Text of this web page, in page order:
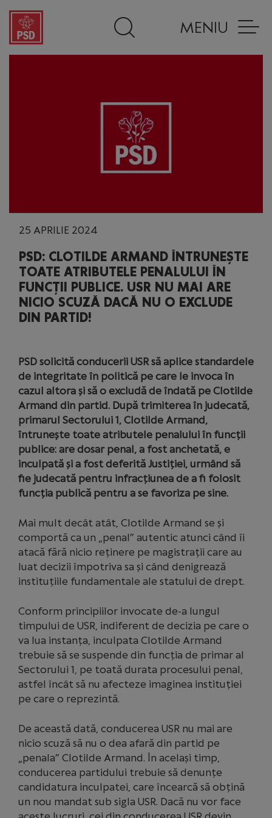
MENIU
25 APRILIE 2024
PSD: CLOTILDE ARMAND ÎNTRUNEȘTE
TOATE ATRIBUTELE PENALULUI ÎN
FUNCȚII PUBLICE. USR NU MAI ARE
NICIO SCUZĂ DACĂ NU O EXCLUDE
DIN PARTID!
PSD solicită conducerii USR să aplice standardele
de integritate în politică pe care le invoca în
cazul altora și să o excludă de îndată pe Clotilde
Armand din partid. După trimiterea în judecată,
primarul Sectorului 1, Clotilde Armand,
întrunește toate atributele penalului în funcții
publice: are dosar penal, a fost anchetată, e
inculpată și a fost deferită Justiției, urmând să
fie judecată pentru infracțiunea de a fi folosit
funcția publică pentru a se favoriza pe sine.
Mai mult decât atât, Clotilde Armand se și
comportă ca un „penal” autentic atunci când îi
atacă fără nicio reținere pe magistrații care au
luat decizii împotriva sa și când denigrează
instituțiile fundamentale ale statului de drept.
Conform principiilor invocate de-a lungul
timpului de USR, indiferent de decizia pe care o
va lua instanța, inculpata Clotilde Armand
trebuie să se suspende din funcția de primar al
Sectorului 1, pe toată durata procesului penal,
astfel încât să nu afecteze imaginea instituției
pe care o reprezintă.
De această dată, conducerea USR nu mai are
nicio scuză să nu o dea afară din partid pe
„penala” Clotilde Armand. În același timp,
conducerea partidului trebuie să denunțe
candidatura inculpatei, care încearcă să obțină
un nou mandat sub sigla USR. Dacă nu vor face